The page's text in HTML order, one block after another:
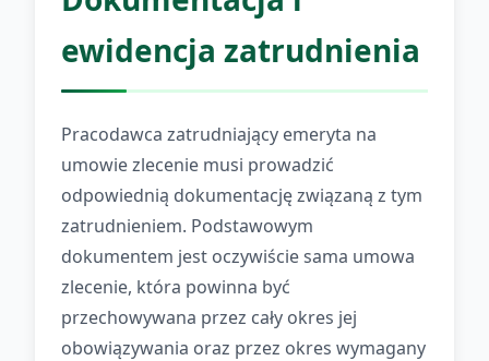
ewidencja zatrudnienia
Pracodawca zatrudniający emeryta na
umowie zlecenie musi prowadzić
odpowiednią dokumentację związaną z tym
zatrudnieniem. Podstawowym
dokumentem jest oczywiście sama umowa
zlecenie, która powinna być
przechowywana przez cały okres jej
obowiązywania oraz przez okres wymagany